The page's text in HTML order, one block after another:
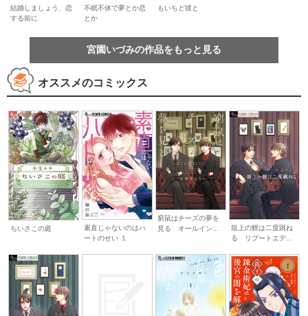
結婚しましょう、恋
する前に
不眠不休で夢とか恋
とか
もいちど彼と
宮園いづみの作品をもっと見る
オススメのコミックス
ちいさこの庭
素直じゃないのはハ
ートのせい １
窮鼠はチーズの夢を
見る オールイン...
俎上の鯉は二度跳ね
る リブートエデ...